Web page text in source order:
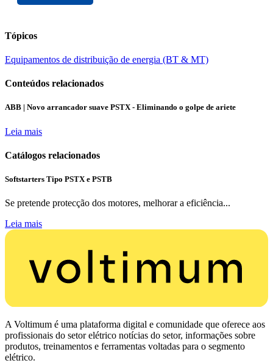
Tópicos
Equipamentos de distribuição de energia (BT & MT)
Conteúdos relacionados
ABB | Novo arrancador suave PSTX - Eliminando o golpe de ariete
Leia mais
Catálogos relacionados
Softstarters Tipo PSTX e PSTB
Se pretende protecção dos motores, melhorar a eficiência...
Leia mais
A Voltimum é uma plataforma digital e comunidade que oferece aos
profissionais do setor elétrico notícias do setor, informações sobre
produtos, treinamentos e ferramentas voltadas para o segmento
elétrico.